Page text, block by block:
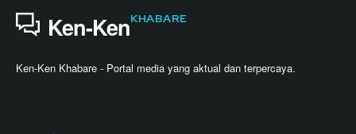
Ken-KenKHABARE
Ken-Ken Khabare - Portal media yang aktual dan terpercaya.